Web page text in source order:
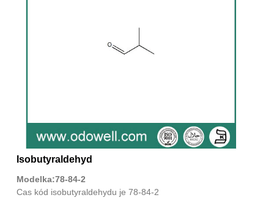
Isobutyraldehyd
Modelka:78-84-2
Cas kód isobutyraldehydu je 78-84-2